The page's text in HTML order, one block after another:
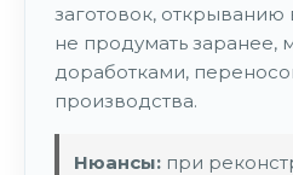
заготовок,
не продумать заранее,
доработками,
производства.
Нюансы: при